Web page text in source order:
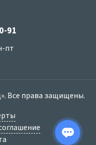
91
пт
Все права защищены.